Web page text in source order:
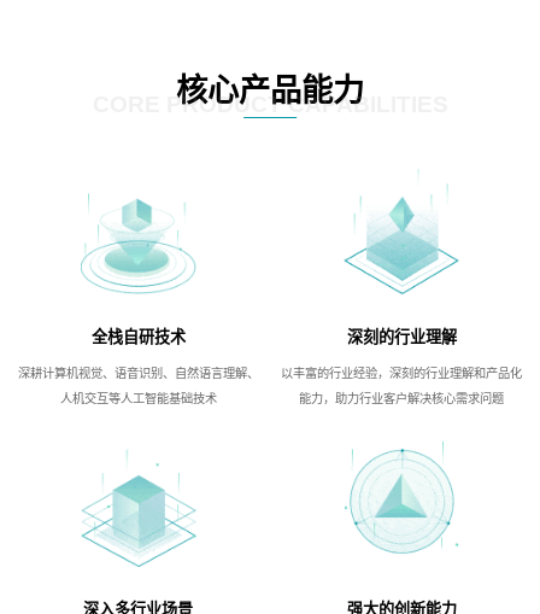
核心产品能力
CORE PRODUCT CAPABILITIES
全栈自研技术
深耕计算机视觉、语音识别、自然语言理解、
人机交互等人工智能基础技术
深刻的行业理解
以丰富的行业经验，深刻的行业理解和产品化
能力，助力行业客户解决核心需求问题
深入多行业场景 强大的创新能力